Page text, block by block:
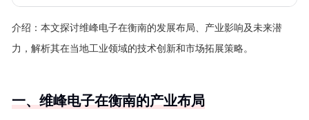
介绍： 本文探讨维峰电子在衡南的发展布局、产业影响及未来潜
力，解析其在当地工业领域的技术创新和市场拓展策略。
一、维峰电子在衡南的产业布局